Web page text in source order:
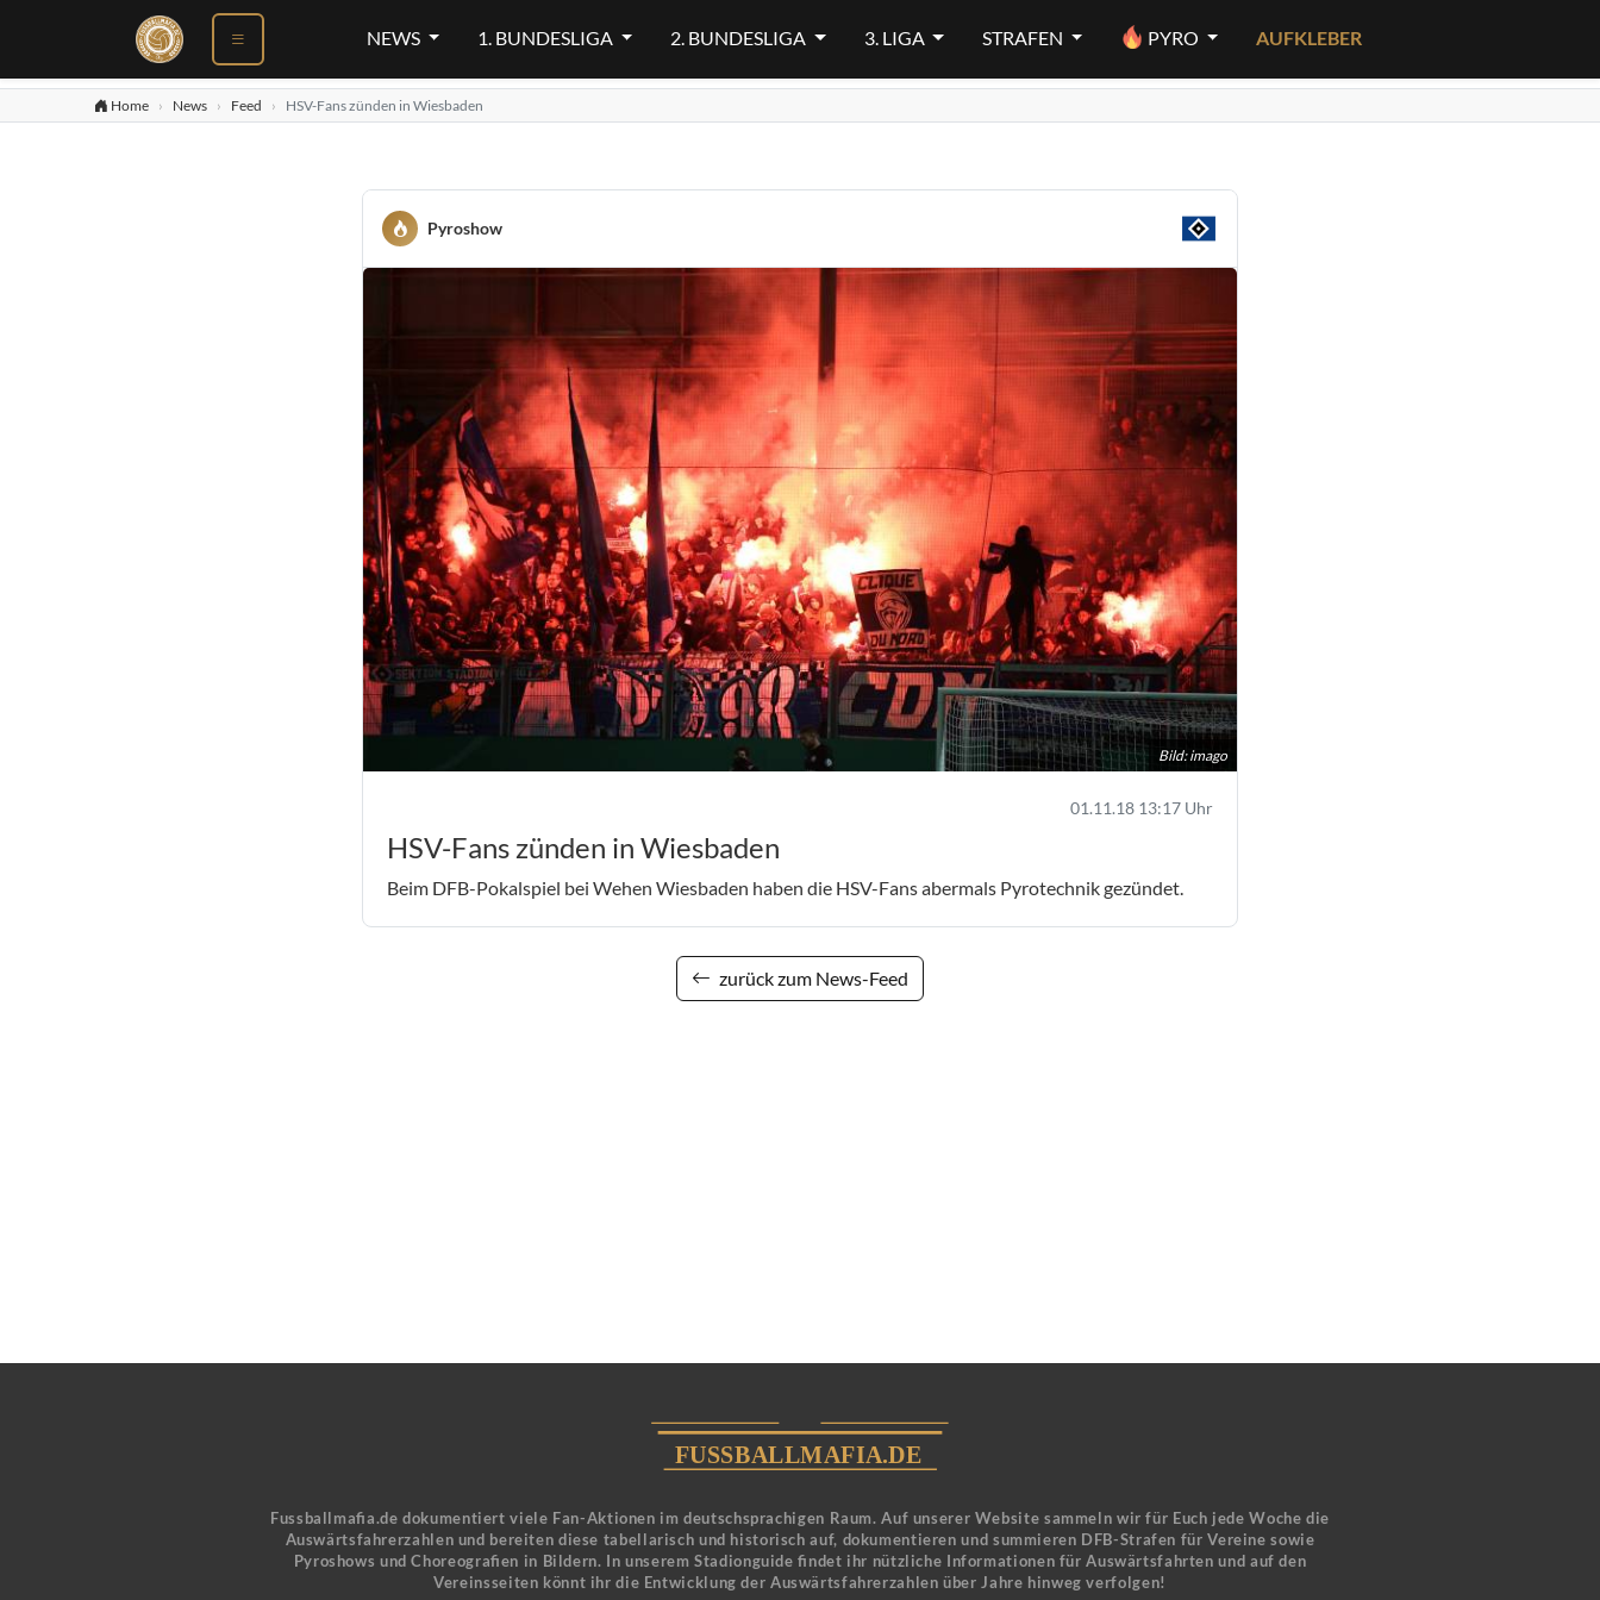
NEWS 1. BUNDESLIGA 2. BUNDESLIGA 3. LIGA STRAFEN PYRO AUFKLEBER
Home News Feed HSV-Fans zünden in Wiesbaden
Pyroshow
Bild: imago
01.11.18 13:17 Uhr
HSV-Fans zünden in Wiesbaden
Beim DFB-Pokalspiel bei Wehen Wiesbaden haben die HSV-Fans abermals Pyrotechnik gezündet.
zurück zum News-Feed
Fussballmafia.de dokumentiert viele Fan-Aktionen im deutschsprachigen Raum. Auf unserer Website sammeln wir für Euch jede Woche die
Auswärtsfahrerzahlen und bereiten diese tabellarisch und historisch auf, dokumentieren und summieren DFB-Strafen für Vereine sowie
Pyroshows und Choreografien in Bildern. In unserem Stadionguide findet ihr nützliche Informationen für Auswärtsfahrten und auf den
Vereinsseiten könnt ihr die Entwicklung der Auswärtsfahrerzahlen über Jahre hinweg verfolgen!